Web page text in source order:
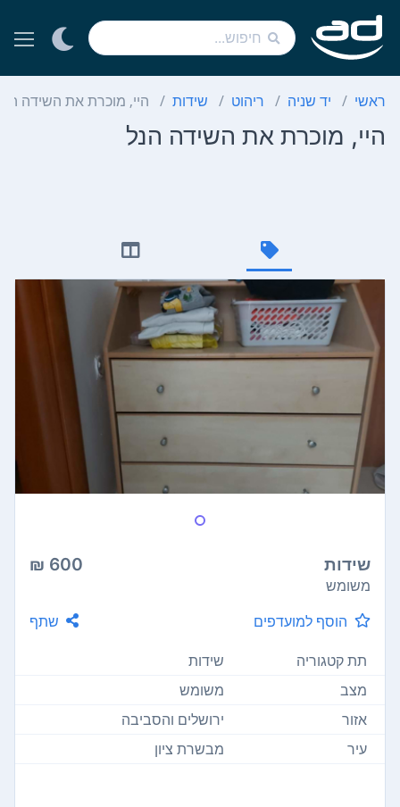
ראשי יד שניה ריהוט שידות היי, מוכרת את השידה
היי, מוכרת את השידה הנל
שידות 600 ₪
משומש
הוסף למועדפים
שתף
תת קטגוריה
שידות
מצב
משומש
אזור
ירושלים והסביבה
עיר
מבשרת ציון